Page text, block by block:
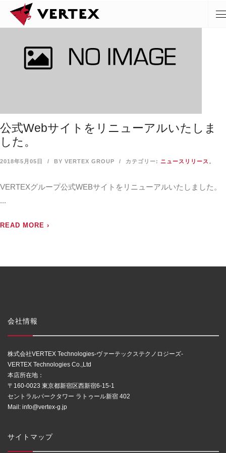
公式Webサイトをリニューアルいたしま
した。
2018年5月05日 BY VERTEX GROUP カテゴリー: ニュースリリース 。
VERTEXグループ公式WEBサイトをリニューアルいたしました。
...
READ MORE ›
会社情報
株式会社VERTEX Technologies-ヴァーテックステクノロジーズ-
VERTEX Technologies Co.,Ltd
本店所在地：
〒160-0023 東京都新宿区西新宿6-15-1
セントラルパークタワー ラトゥール新宿 402
Mail: info@vertex-g.jp
サイトマップ